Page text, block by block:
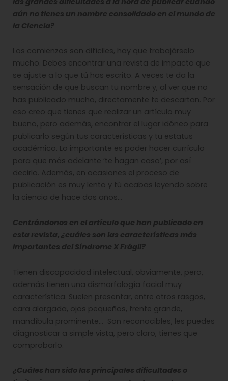
aún no tienes un nombre consolidado en el mundo de
la Ciencia?
Los comienzos son difíciles, hay que trabajárselo
mucho. Debes encontrar una revista de impacto que
se ajuste a lo que tú has escrito. A veces te da la
sensación de que buscan tu nombre y, al ver que no
has publicado mucho, directamente te descartan. Por
eso creo que tienes que realizar un artículo muy
bueno, pero además, encontrar el lugar idóneo para
publicarlo según tus características y tu estatus
académico. Lo importante es poder hacer currículo
para que más adelante ‘te hagan caso’, por así
decirlo. Además, en ocasiones el proceso de
publicación es muy lento y tú acabas leyendo sobre
la ciencia de hace dos años…
Centrándonos en el artículo que han publicado en
esta revista, ¿cuáles son las características más
importantes del Síndrome X Frágil?
Tienen discapacidad intelectual, obviamente, pero,
además tienen una dismorfología facial muy
característica. Suelen presentar, entre otros rasgos,
cara alargada, ojos pequeños, frente grande,
mandíbula prominente… Son reconocibles, les puedes
diagnosticar a simple vista, pero claro, tienes que
comprobarlo.
¿Cuáles han sido las principales dificultades o